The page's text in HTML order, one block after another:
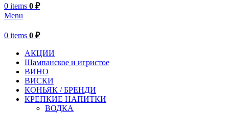
0 items 0 ₽
Menu
0 items 0 ₽
АКЦИИ
Шампанское и игристое
ВИНО
ВИСКИ
КОНЬЯК / БРЕНДИ
КРЕПКИЕ НАПИТКИ
ВОДКА